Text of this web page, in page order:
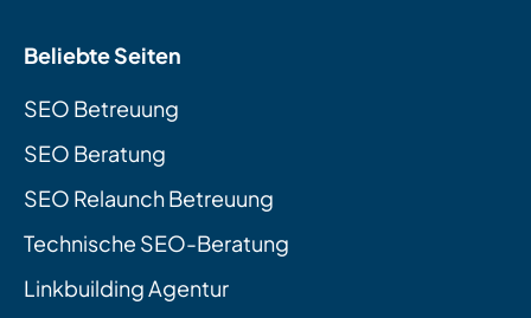
Beliebte Seiten
SEO Betreuung
SEO Beratung
SEO Relaunch Betreuung
Technische SEO-Beratung
Linkbuilding Agentur